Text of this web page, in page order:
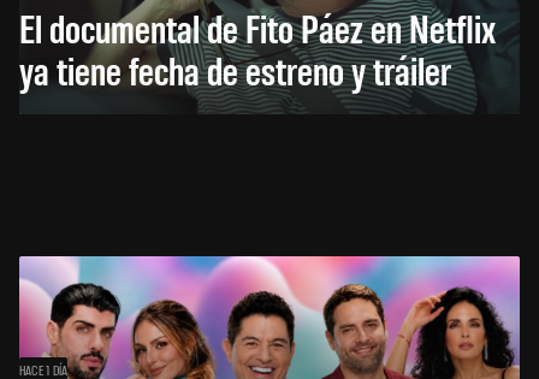
El documental de Fito Páez en Netflix
ya tiene fecha de estreno y tráiler
HACE 1 DÍA